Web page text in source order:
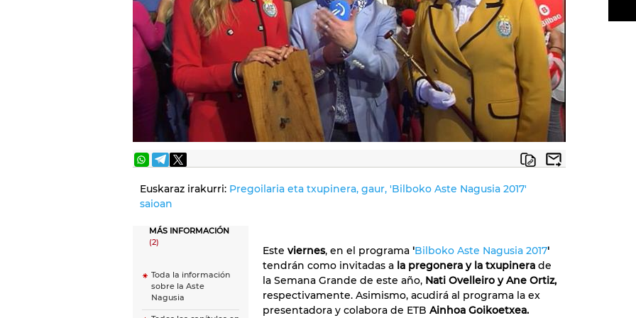
Euskaraz irakurri: Pregoilaria eta txupinera, gaur, 'Bilboko Aste Nagusia 2017'
saioan
MÁS INFORMACIÓN
(2)
Toda la información
sobre la Aste
Nagusia
Este viernes, en el programa 'Bilboko Aste Nagusia 2017'
tendrán como invitadas a la pregonera y la txupinera de
la Semana Grande de este año, Nati Ovelleiro y Ane Ortiz,
respectivamente. Asimismo, acudirá al programa la ex
presentadora y colabora de ETB Ainhoa Goikoetxea.